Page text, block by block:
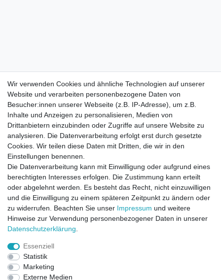
Direktkontakt per Telefon unter 04331 / 4928-910
Wir verwenden Cookies und ähnliche Technologien auf unserer
Website und verarbeiten personenbezogene Daten von
Besucher:innen unserer Webseite (z.B. IP-Adresse), um z.B.
Inhalte und Anzeigen zu personalisieren, Medien von
Drittanbietern einzubinden oder Zugriffe auf unsere Website zu
analysieren. Die Datenverarbeitung erfolgt erst durch gesetzte
Cookies. Wir teilen diese Daten mit Dritten, die wir in den
Einstellungen benennen.
Die Datenverarbeitung kann mit Einwilligung oder aufgrund eines
berechtigten Interesses erfolgen. Die Zustimmung kann erteilt
oder abgelehnt werden. Es besteht das Recht, nicht einzuwilligen
und die Einwilligung zu einem späteren Zeitpunkt zu ändern oder
zu widerrufen. Beachten Sie unser Impressum und weitere
Hinweise zur Verwendung personenbezogener Daten in unserer
Daten­schutz­erklärung
Essenziell
Statistik
Marketing
Externe Medien